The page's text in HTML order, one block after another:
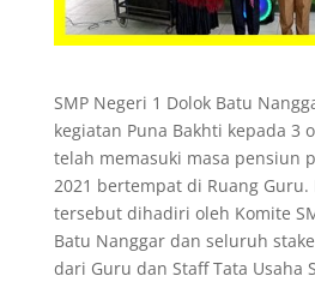
SMP Negeri 1 Dolok Batu
kegiatan Puna Bakhti kepada 3
telah memasuki masa pensiun
2021 bertempat di Ruang Guru.
tersebut dihadiri oleh Komite
Batu Nanggar dan seluruh
dari Guru dan Staff Tata Usaha